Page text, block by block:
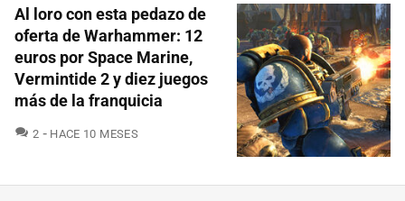
Al loro con esta pedazo de
oferta de Warhammer: 12
euros por Space Marine,
Vermintide 2 y diez juegos
más de la franquicia
2 COMENTARIOS
HACE 10 MESES